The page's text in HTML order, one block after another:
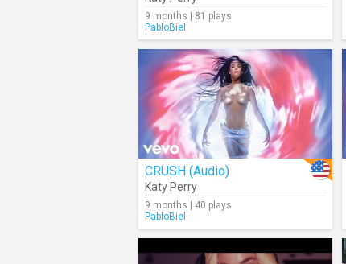
9 months | 81 plays
PabloBiel
CRUSH (Audio)
Katy Perry
9 months | 40 plays
PabloBiel